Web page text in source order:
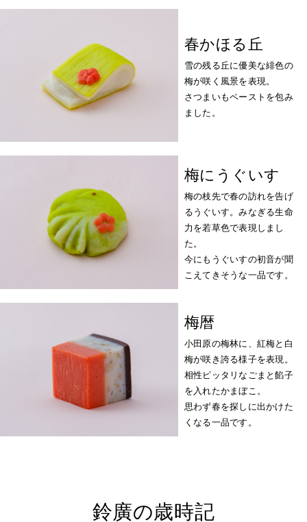
春かほる丘
雪の残る丘に優美な緋色の
梅が咲く風景を表現。
さつまいもペーストを包み
ました。
梅にうぐいす
梅の枝先で春の訪れを告げ
るうぐいす。みなぎる生命
力を若草色で表現しまし
た。
今にもうぐいすの初音が聞
こえてきそうな一品です。
梅暦
小田原の梅林に、紅梅と白
梅が咲き誇る様子を表現。
相性ピッタリなごまと餡子
を入れたかまぼこ。
思わず春を探しに出かけた
くなる一品です。
鈴廣の歳時記